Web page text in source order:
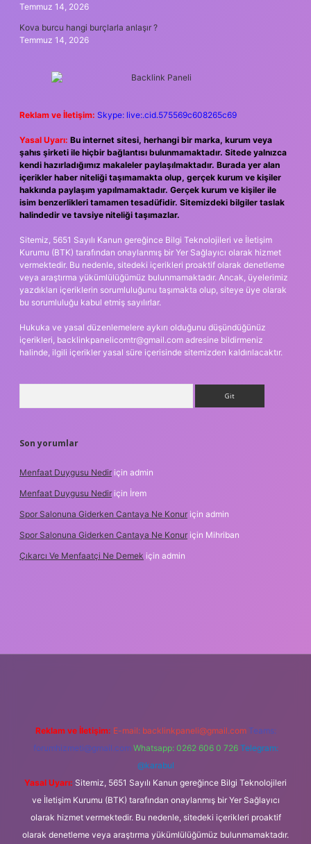
Temmuz 14, 2026
Kova burcu hangi burçlarla anlaşır ?
Temmuz 14, 2026
Reklam ve İletişim: Skype: live:.cid.575569c608265c69
Yasal Uyarı: Bu internet sitesi, herhangi bir marka, kurum veya
şahıs şirketi ile hiçbir bağlantısı bulunmamaktadır. Sitede yalnızca
kendi hazırladığımız makaleler paylaşılmaktadır. Burada yer alan
içerikler haber niteliği taşımamakta olup, gerçek kurum ve kişiler
hakkında paylaşım yapılmamaktadır. Gerçek kurum ve kişiler ile
isim benzerlikleri tamamen tesadüfidir. Sitemizdeki bilgiler taslak
halindedir ve tavsiye niteliği taşımazlar.
Sitemiz, 5651 Sayılı Kanun gereğince Bilgi Teknolojileri ve İletişim
Kurumu (BTK) tarafından onaylanmış bir Yer Sağlayıcı olarak hizmet
vermektedir. Bu nedenle, sitedeki içerikleri proaktif olarak denetleme
veya araştırma yükümlülüğümüz bulunmamaktadır. Ancak, üyelerimiz
yazdıkları içeriklerin sorumluluğunu taşımakta olup, siteye üye olarak
bu sorumluluğu kabul etmiş sayılırlar.
Hukuka ve yasal düzenlemelere aykırı olduğunu düşündüğünüz
içerikleri, backlinkpanelicomtr@gmail.com adresine bildirmeniz
halinde, ilgili içerikler yasal süre içerisinde sitemizden kaldırılacaktır.
Son yorumlar
Menfaat Duygusu Nedir için admin
Menfaat Duygusu Nedir için İrem
Spor Salonuna Giderken Cantaya Ne Konur için admin
Spor Salonuna Giderken Cantaya Ne Konur için Mihriban
Çıkarcı Ve Menfaatçi Ne Demek için admin
Reklam ve İletişim: E-mail: backlinkpaneli@gmail.com Teams:
forumhizmeti@gmail.com Whatsapp: 0262 606 0 726 Telegram:
@karabul
Yasal Uyarı: Sitemiz, 5651 Sayılı Kanun gereğince Bilgi Teknolojileri
ve İletişim Kurumu (BTK) tarafından onaylanmış bir Yer Sağlayıcı
olarak hizmet vermektedir. Bu nedenle, sitedeki içerikleri proaktif
olarak denetleme veya araştırma yükümlülüğümüz bulunmamaktadır.